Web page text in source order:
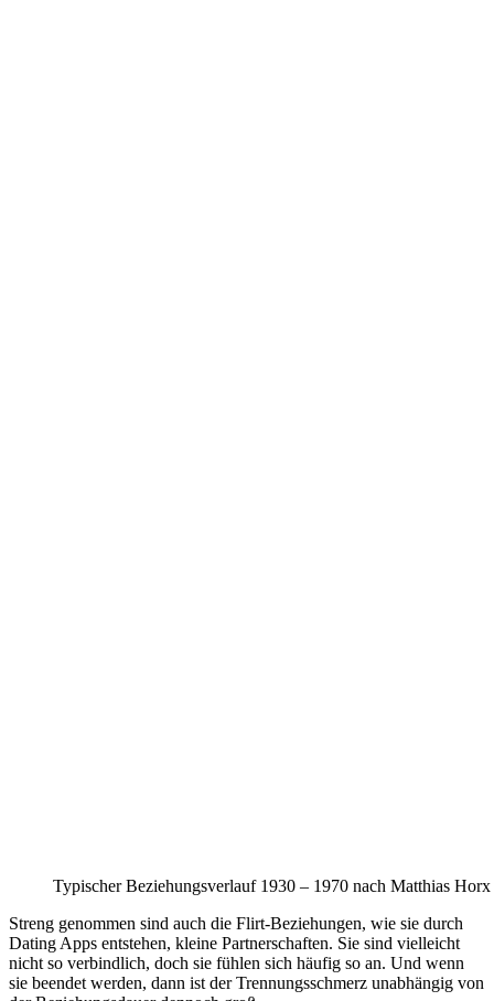
Typischer Beziehungsverlauf 1930 – 1970 nach Matthias Horx
Streng genommen sind auch die Flirt-Beziehungen, wie sie durch
Dating Apps entstehen, kleine Partnerschaften. Sie sind vielleicht
nicht so verbindlich, doch sie fühlen sich häufig so an. Und wenn
sie beendet werden, dann ist der Trennungsschmerz unabhängig von